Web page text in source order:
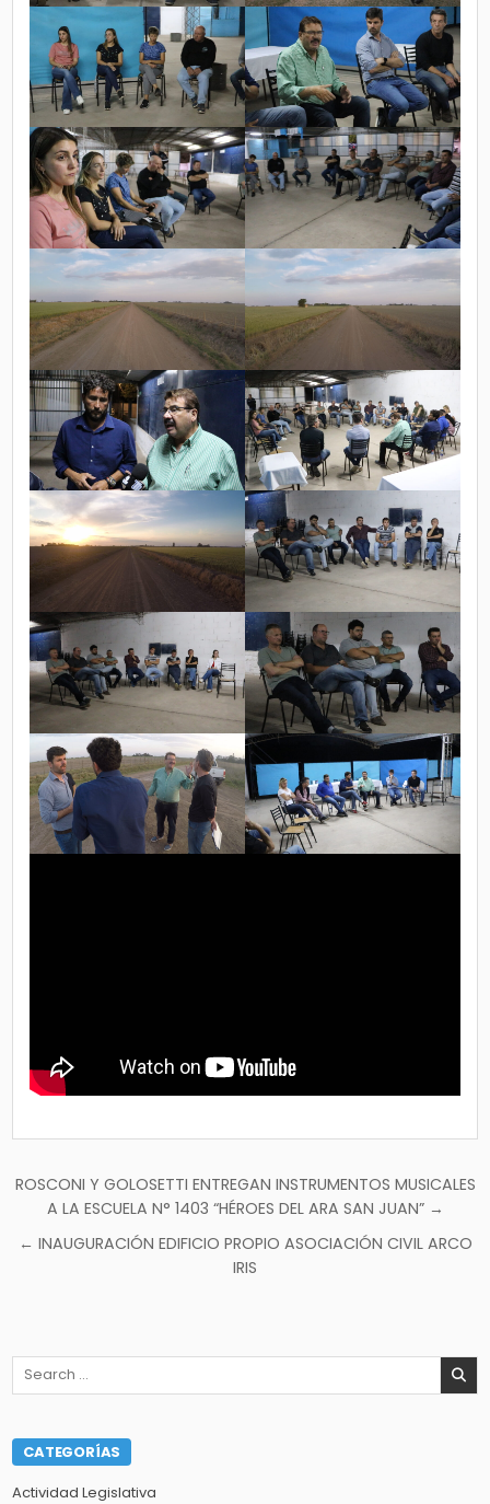
Navegación
de
entradas
ROSCONI Y GOLOSETTI ENTREGAN INSTRUMENTOS MUSICALES
A LA ESCUELA N° 1403 “HÉROES DEL ARA SAN JUAN” →
← INAUGURACIÓN EDIFICIO PROPIO ASOCIACIÓN CIVIL ARCO
IRIS
Search
CATEGORÍAS
Actividad Legislativa